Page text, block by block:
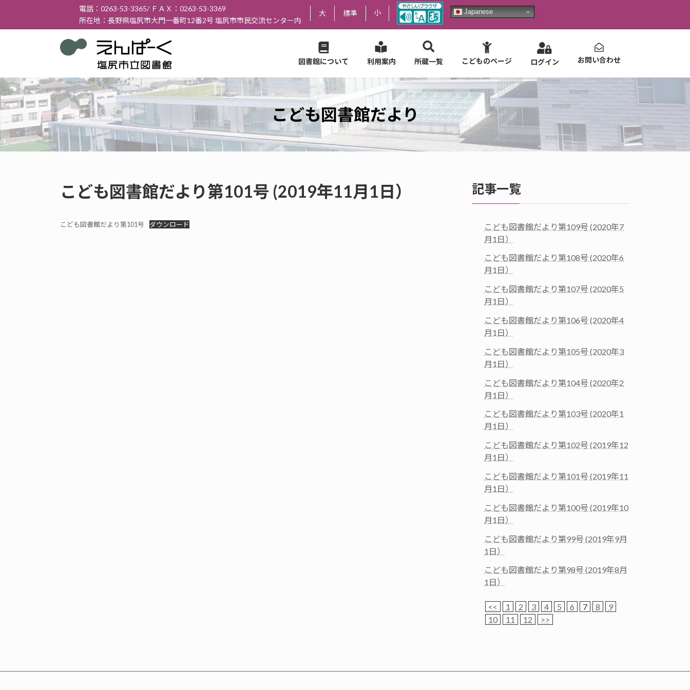
テ
ス
キ
ッ
ゲ
ン
に
移
電話：0263-53-3365/ ＦＡＸ：0263-53-3369
所在地：長野県塩尻市大門一番町12番2号 塩尻市市民交流センター内
大 標準 小 Japanese
図書館について 利用案内 所蔵一覧 こどものページ ログイン お問い合わせ
こども図書館だより
こども図書館だより第101号 (2019年11月1日）
こども図書館だより第101号 ダウンロード
記事一覧
こども図書館だより第109号 (2020年7
月1日）
こども図書館だより第108号 (2020年6
月1日）
こども図書館だより第107号 (2020年5
月1日）
こども図書館だより第106号 (2020年4
月1日）
こども図書館だより第105号 (2020年3
月1日）
こども図書館だより第104号 (2020年2
月1日）
こども図書館だより第103号 (2020年1
月1日）
こども図書館だより第102号 (2019年12
月1日）
こども図書館だより第101号 (2019年11
月1日）
こども図書館だより第100号 (2019年10
月1日）
こども図書館だより第99号 (2019年9月
1日）
こども図書館だより第98号 (2019年8月
1日）
<< 1 2 3 4 5 6 7 8
9
10
11 12 >>